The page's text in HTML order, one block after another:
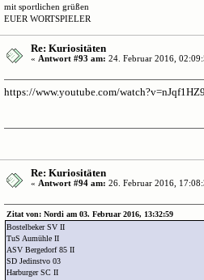
mit sportlichen grüßen
EUER WORTSPIELER
Re: Kuriositäten
« Antwort #93 am: 24. Februar 2016,
https://www.youtube.com/
Gaypride
Re: Kuriositäten
« Antwort #94 am: 26. Februar 2016,
Zitat von: Nordi am 03. Februar 2016, 13:32:59
Bostelbeker SV II
TuS Aumühle II
ASV Bergedorf 85 II
SD Jedinstvo 03
Harburger SC II